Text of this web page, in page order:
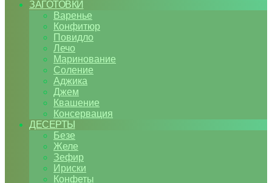
ЗАГОТОВКИ
Варенье
Конфитюр
Повидло
Лечо
Маринование
Соление
Аджика
Джем
Квашение
Консервация
ДЕСЕРТЫ
Безе
Желе
Зефир
Ириски
Конфеты